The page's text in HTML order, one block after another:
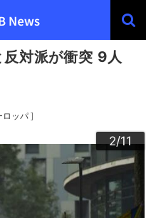
対派が衝突 9人
ロッパ ]
1/11
2/11
3/11
4/11
5/11
6/11
7/11
8/11
9/11
10/11
11/11